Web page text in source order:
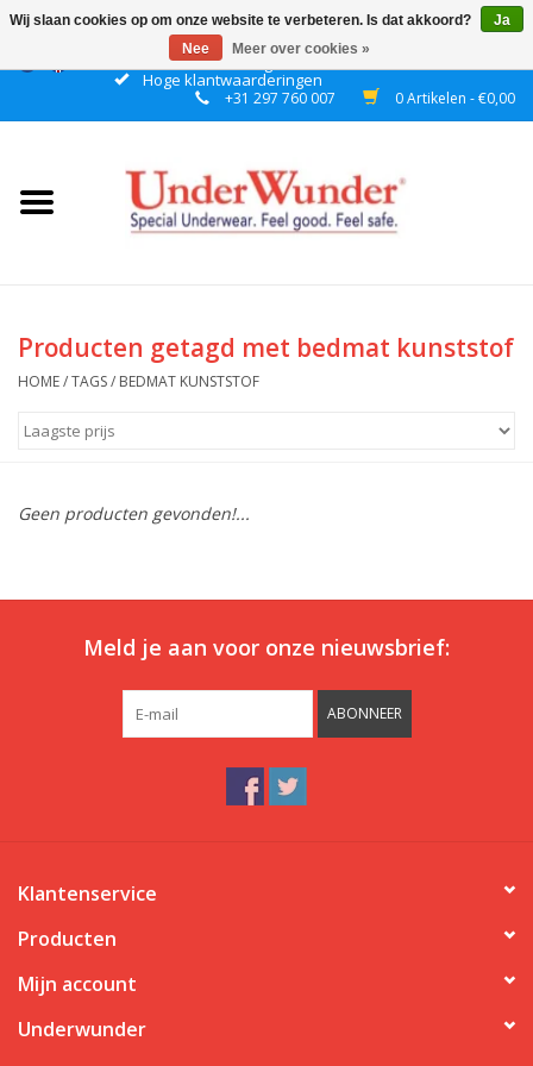
Gratis verzending boven € 50 binnen NL
Hoge klantwaarderingen
+31 297 760 007 0 Artikelen - €0,00
Home
Meisjes
Plashorloges
Producten getagd met bedmat kunststof
HOME/TAGS/ BEDMAT KUNSTSTOF
Geen producten gevonden!...
Meld je aan voor onze nieuwsbrief:
ABONNEER
Klantenservice
Producten
Mijn account
Underwunder
Wij slaan cookies op om onze website te verbeteren. Is dat akkoord?
Ja
Nee
Meer over cookies »